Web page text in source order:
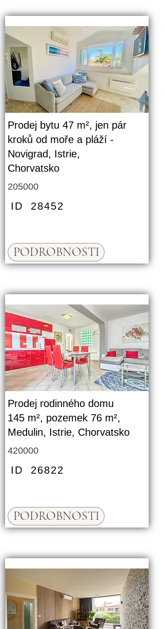
Prodej bytu 47 m², jen pár
kroků od moře a pláží -
Novigrad, Istrie,
Chorvatsko
205000
ID 28452
PODROBNOSTI
Prodej rodinného domu
145 m², pozemek 76 m²,
Medulin, Istrie, Chorvatsko
420000
ID 26822
PODROBNOSTI